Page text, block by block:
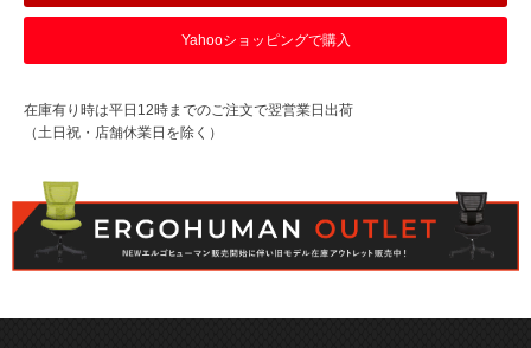
Yahooショッピングで購入
在庫有り時は平日12時までのご注文で翌営業日出荷
（土日祝・店舗休業日を除く）